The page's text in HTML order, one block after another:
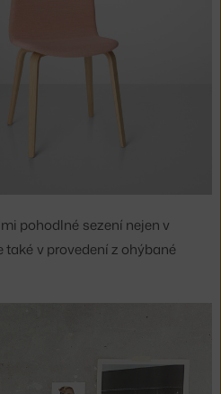
pohodlné sezení nejen v
v provedení z ohýbané